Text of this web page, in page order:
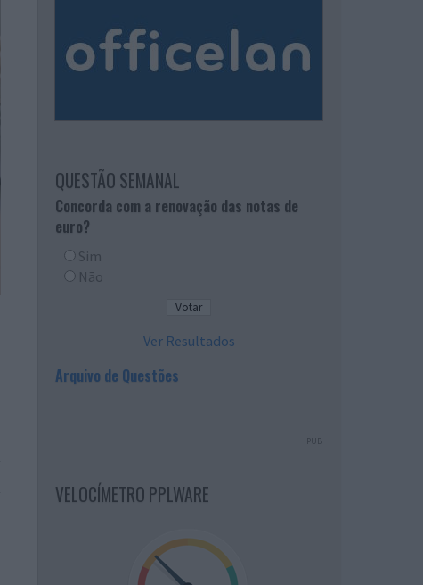
QUESTÃO SEMANAL
Concorda com a renovação das notas de
euro?
Sim
Não
Ver Resultados
Arquivo de Questões
PUB
VELOCÍMETRO PPLWARE